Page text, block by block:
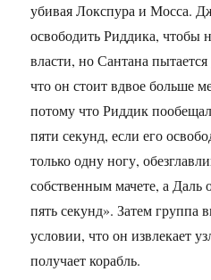
убивая Локспура и Мосса.
освободить Риддика, чтобы
власти, но Сантана
что он стоит вдвое больше
потому что Риддик
пяти секунд, если его
только одну ногу,
собственным мачете, а Даль
пять секунд». Затем группа
условии, что он извлекает
получает корабль.